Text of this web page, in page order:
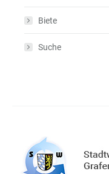
Biete
Suche